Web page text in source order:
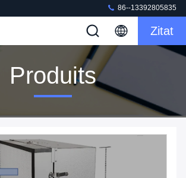
86--13392805835
Zitat
Produits